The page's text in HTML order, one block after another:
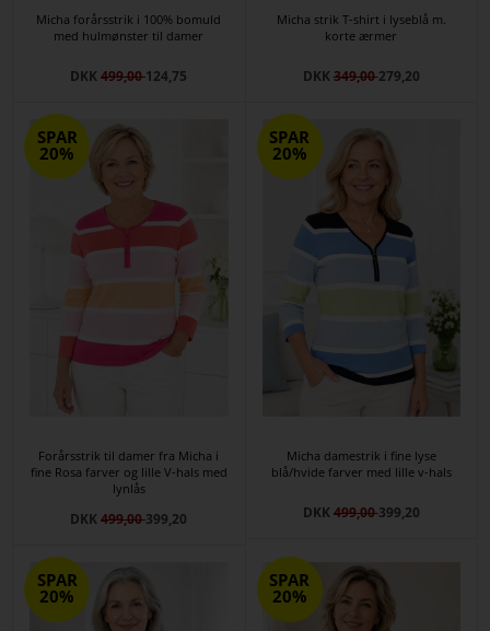
Micha forårsstrik i 100% bomuld
med hulmønster til damer
DKK499,00124,75
Micha strik T-shirt i lyseblå m.
korte ærmer
DKK349,00279,20
SPAR
20%
Forårsstrik til damer fra Micha i
fine Rosa farver og lille V-hals med
lynlås
DKK499,00399,20
SPAR
20%
Micha damestrik i fine lyse
blå/hvide farver med lille v-hals
DKK499,00399,20
SPAR
20%
SPAR
20%